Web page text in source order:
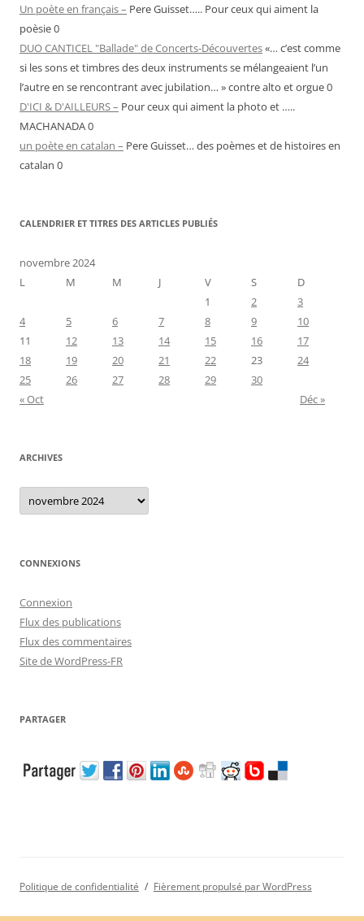
Un poète en français – Pere Guisset….. Pour ceux qui aiment la
poèsie 0
DUO CANTICEL "Ballade" de Concerts-Découvertes«… c’est comme
si les sons et timbres des deux instruments se mélangeaient l’un
l’autre en se rencontrant avec jubilation… » contre alto et orgue 0
D'ICI & D'AILLEURS – Pour ceux qui aiment la photo et …..
MACHANADA 0
un poète en catalan – Pere Guisset… des poèmes et de histoires en
catalan 0
CALENDRIER ET TITRES DES ARTICLES PUBLIÉS
novembre 2024
L
M M J V S
D
1
2
3
4
5 6 7 8 9
10
11
12 13 14 15 16
17
18
19 20 21 22 23
24
25
26 27 28 29
30
« Oct
Déc »
ARCHIVES
Archives
CONNEXIONS
Connexion
Flux des publications
Flux des commentaires
Site de WordPress-FR
PARTAGER
Politique de confidentialité Fièrement propulsé par WordPress